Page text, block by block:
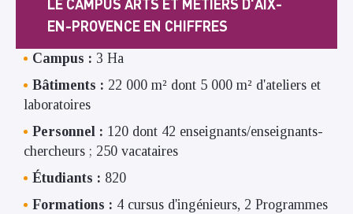
LE CAMPUS ARTS ET MÉTIERS D'AIX-
EN-PROVENCE EN CHIFFRES
Campus : 3 Ha
Bâtiments : 22 000 m² dont 5 000 m² d'ateliers et
laboratoires
Personnel : 120 dont 42 enseignants/enseignants-
chercheurs ; 250 vacataires
Étudiants : 820
Formations : 4 cursus d'ingénieurs, 2 Programmes